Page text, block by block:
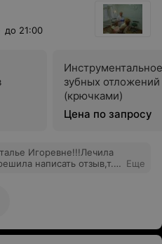
до 21:00
зубных отложений
(крючками)
Цена по запросу
Игоревне!!!Лечила
написать отзыв,т.к.
лечила задние и
рекомендую!!!
Еще